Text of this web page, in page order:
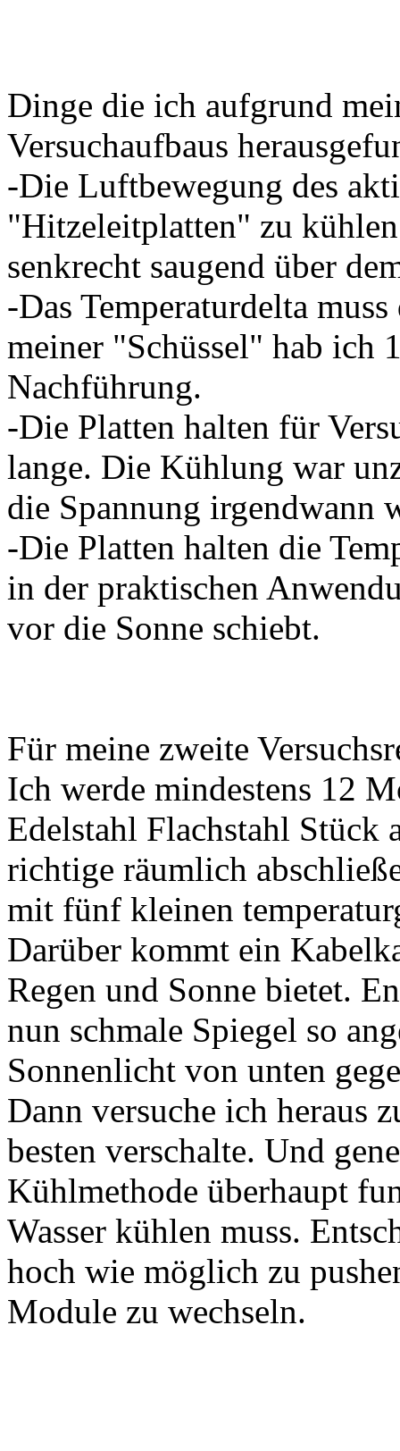
Dinge die ich aufgrund
Versuchaufbaus
-Die Luftbewegung des
"Hitzeleitplatten" zu
senkrecht saugend über
-Das Temperaturdelta
meiner "Schüssel" hab ich
Nachführung.
-Die Platten halten für
lange. Die Kühlung war
die Spannung irgendwann
-Die Platten halten die
in der praktischen
vor die Sonne schiebt.
Für meine zweite
Ich werde mindestens 12
Edelstahl Flachstahl Stück
richtige räumlich
mit fünf kleinen
Darüber kommt ein
Regen und Sonne bietet.
nun schmale Spiegel so
Sonnenlicht von unten
Dann versuche ich heraus
besten verschalte. Und
Kühlmethode überhaupt
Wasser kühlen muss.
hoch wie möglich zu
Module zu wechseln.